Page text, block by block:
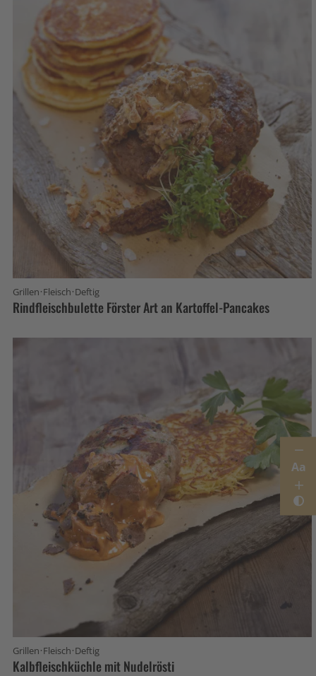
Aa
Grillen·Fleisch·Deftig
Rindfleischbulette Förster Art an Kartoffel-Pancakes
Grillen·Fleisch·Deftig
Kalbfleischküchle mit Nudelrösti